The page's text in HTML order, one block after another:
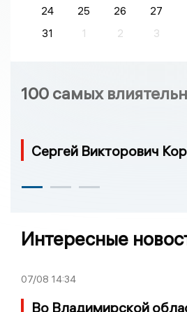
24
25 26 27
31
1 2 3
100 самых
Сергей Викторович
Интересные
07/08 14:34
Во Владимирской